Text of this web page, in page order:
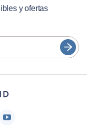
y ofertas